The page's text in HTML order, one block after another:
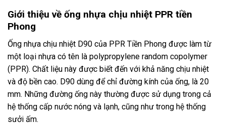
Giới thiệu về ống nhựa chịu nhiệt PPR tiền
Phong
Ống nhựa chịu nhiệt D90 của PPR Tiền Phong được làm từ
một loại nhựa có tên là polypropylene random copolymer
(PPR). Chất liệu này được biết đến với khả năng chịu nhiệt
và độ bền cao. D90 dùng để chỉ đường kính của ống, là 20
mm. Những đường ống này thường được sử dụng trong cả
hệ thống cấp nước nóng và lạnh, cũng như trong hệ thống
sưởi ấm.